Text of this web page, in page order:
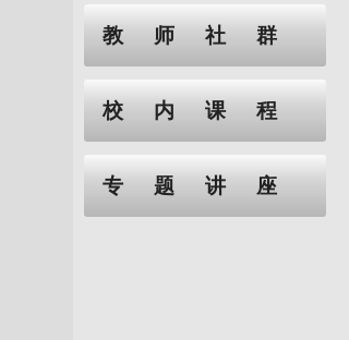
教师社群
校内课程
专题讲座